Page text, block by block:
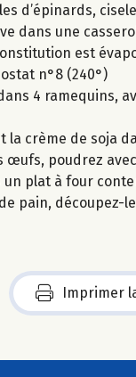
d’épinards,
dans une
est
n°8 (240°)
4 ramequins,
la crème de soja
œufs, poudrez
un plat à four
pain,
Imprimer